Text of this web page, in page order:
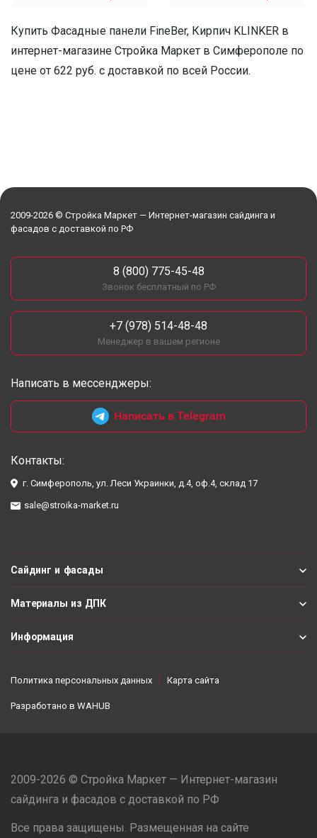
Купить Фасадные панели FineBer, Кирпич KLINKER в
интернет-магазине Стройка Маркет в Симферополe по
цене от 622 руб. с доставкой по всей России.
2009-2026 © Стройка Маркет — Интернет-магазин сайдинга и
фасадов с доставкой по РФ
8 (800) 775-45-48
Звонок бесплатный по РФ
+7 (978) 514-48-48
Менеджер в вашем регионе
Написать в мессенджеры:
Написать в Telegram
Контакты:
г. Симферополь, ул. Леси Украинки, д.4, оф.4, склад 17
sale@stroika-market.ru
Сайдинг и фасады
Материалы из ДПК
Информация
Политика персональных данных Карта сайта
Разработано в WAHUB
2009-2026 © Стройка Маркет — Интернет-магазин
сайдинга и фасадов с доставкой по РФ
Все права защищены. Размещенная на сайте